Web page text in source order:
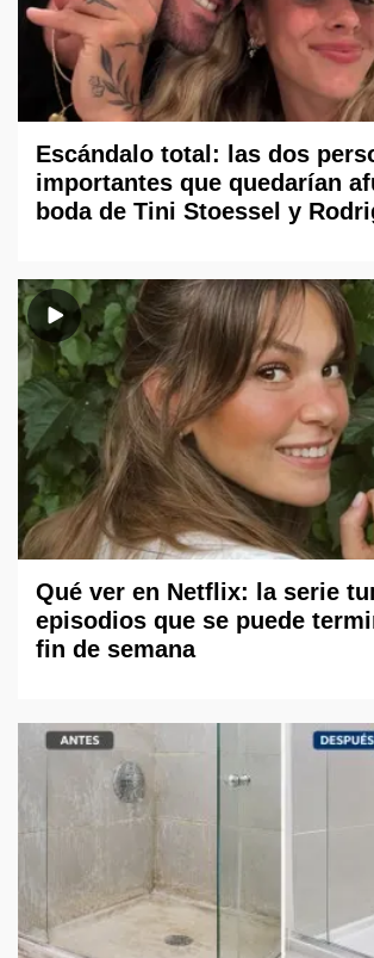
Escándalo total: las dos
importantes que quedarían
boda de Tini Stoessel y
Qué ver en Netflix: la serie
episodios que se puede
fin de semana